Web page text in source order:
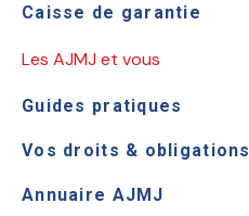
Caisse de garantie
Les AJMJ et vous
Guides pratiques
Vos droits & obligations
Annuaire AJMJ